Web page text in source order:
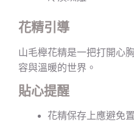
花精引導
山毛櫸花精是一把打開心
容與溫暖的世界。
貼心提醒
花精保存上應避免